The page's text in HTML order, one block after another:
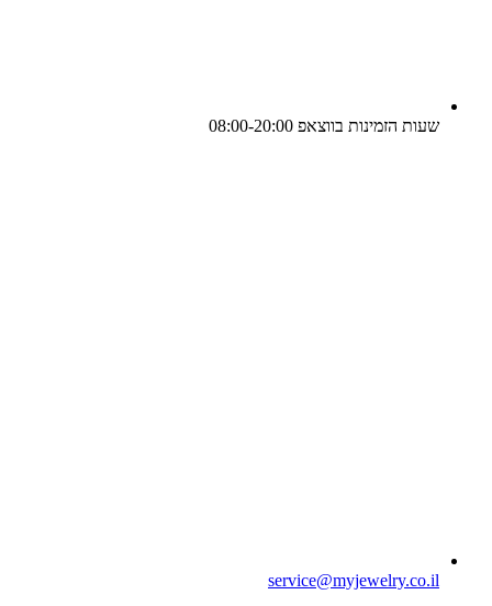
שעות הזמינות בווצאפ 08:00-20:00
service@myjewelry.co.il